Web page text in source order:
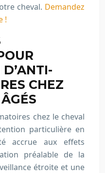
cheval. Demandez
!
CHEZ
chez le cheval
particulière en
accrue aux effets
préalable de la
étroite et une